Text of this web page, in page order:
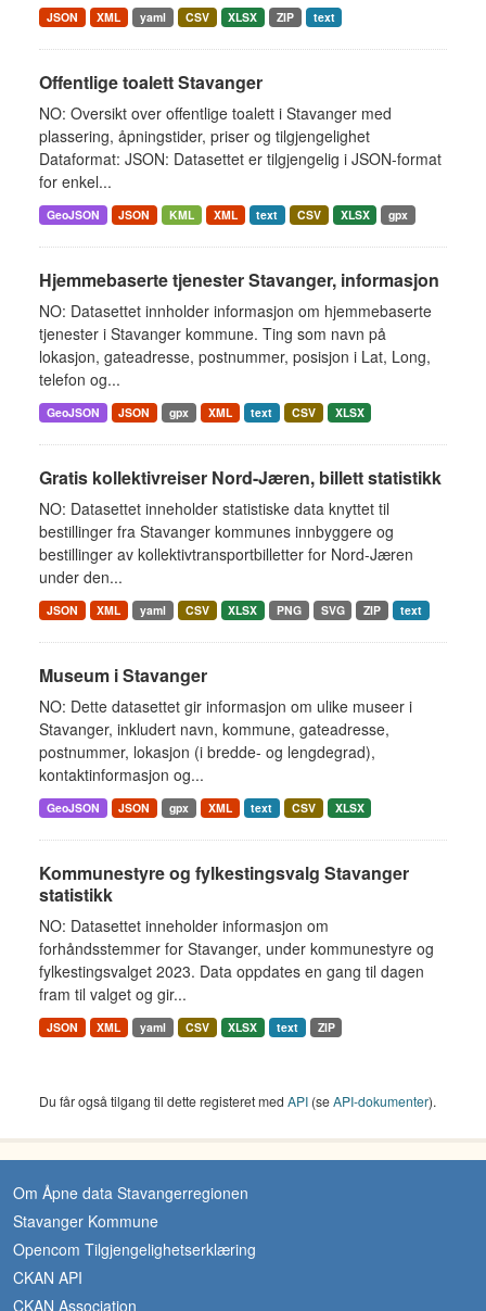
JSON XML yaml CSV XLSX ZIP text
Offentlige toalett Stavanger
NO: Oversikt over offentlige toalett i Stavanger med
plassering, åpningstider, priser og tilgjengelighet
Dataformat: JSON: Datasettet er tilgjengelig i JSON-format
for enkel...
GeoJSON JSON KML XML text CSV XLSX gpx
Hjemmebaserte tjenester Stavanger, informasjon
NO: Datasettet innholder informasjon om hjemmebaserte
tjenester i Stavanger kommune. Ting som navn på
lokasjon, gateadresse, postnummer, posisjon i Lat, Long,
telefon og...
GeoJSON JSON gpx XML text CSV XLSX
Gratis kollektivreiser Nord-Jæren, billett statistikk
NO: Datasettet inneholder statistiske data knyttet til
bestillinger fra Stavanger kommunes innbyggere og
bestillinger av kollektivtransportbilletter for Nord-Jæren
under den...
JSON XML yaml CSV XLSX PNG SVG ZIP text
Museum i Stavanger
NO: Dette datasettet gir informasjon om ulike museer i
Stavanger, inkludert navn, kommune, gateadresse,
postnummer, lokasjon (i bredde- og lengdegrad),
kontaktinformasjon og...
GeoJSON JSON gpx XML text CSV XLSX
Kommunestyre og fylkestingsvalg Stavanger
statistikk
NO: Datasettet inneholder informasjon om
forhåndsstemmer for Stavanger, under kommunestyre og
fylkestingsvalget 2023. Data oppdates en gang til dagen
fram til valget og gir...
JSON XML yaml CSV XLSX text ZIP
Du får også tilgang til dette registeret med API (seAPI-dokumenter).
Om Åpne data Stavangerregionen
Stavanger Kommune
Opencom Tilgjengelighetserklæring
CKAN API
CKAN Association